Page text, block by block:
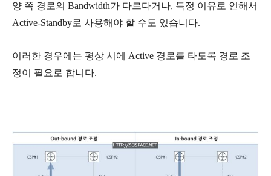
양 쪽 경로의 Bandwidth가 다르다거나, 특정 이유로 인해서
Active-Standby로 사용해야 할 수도 있습니다.
이러한 경우에는 평상 시에 Active 경로를 타도록 경로 조
정이 필요로 합니다.